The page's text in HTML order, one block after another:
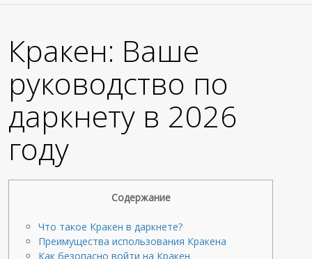
Кракен: Ваше
руководство по
даркнету в 2026
году
Содержание
Что такое Кракен в даркнете?
Преимущества использования Кракена
Как безопасно войти на Кракен